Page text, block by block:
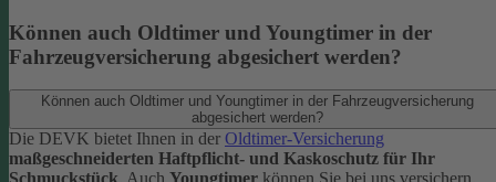
Können auch Oldtimer und Youngtimer in der
Fahrzeugversicherung abgesichert werden?
Können auch Oldtimer und Youngtimer in der Fahrzeugversicherung
abgesichert werden?
Die DEVK bietet Ihnen in der Oldtimer-Versicherung
maßgeschneiderten Haftpflicht- und Kaskoschutz für Ihr